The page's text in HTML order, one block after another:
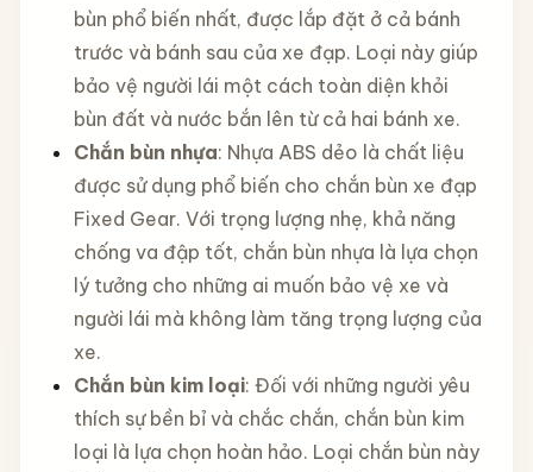
bùn phổ biến nhất, được lắp đặt ở cả bánh
trước và bánh sau của xe đạp. Loại này giúp
bảo vệ người lái một cách toàn diện khỏi
bùn đất và nước bắn lên từ cả hai bánh xe.
Chắn bùn nhựa: Nhựa ABS dẻo là chất liệu
được sử dụng phổ biến cho chắn bùn xe đạp
Fixed Gear. Với trọng lượng nhẹ, khả năng
chống va đập tốt, chắn bùn nhựa là lựa chọn
lý tưởng cho những ai muốn bảo vệ xe và
người lái mà không làm tăng trọng lượng của
xe.
Chắn bùn kim loại: Đối với những người yêu
thích sự bền bỉ và chắc chắn, chắn bùn kim
loại là lựa chọn hoàn hảo. Loại chắn bùn này